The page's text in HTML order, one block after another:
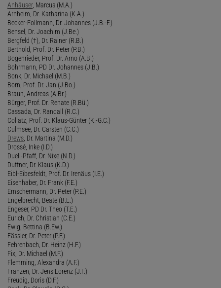
Anhäuser, Marcus (M.A.)
Arnheim, Dr. Katharina (K.A.)
Becker-Follmann, Dr. Johannes (J.B.-F.)
Bensel, Dr. Joachim (J.Be.)
Bergfeld (†), Dr. Rainer (R.B.)
Berthold, Prof. Dr. Peter (P.B.)
Bogenrieder, Prof. Dr. Arno (A.B.)
Bohrmann, PD Dr. Johannes (J.B.)
Bonk, Dr. Michael (M.B.)
Born, Prof. Dr. Jan (J.Bo.)
Braun, Andreas (A.Br.)
Bürger, Prof. Dr. Renate (R.Bü.)
Cassada, Dr. Randall (R.C.)
Collatz, Prof. Dr. Klaus-Günter (K.-G.C.)
Culmsee, Dr. Carsten (C.C.)
Drews , Dr. Martina (M.D.)
Drossé, Inke (I.D.)
Duell-Pfaff, Dr. Nixe (N.D.)
Duffner, Dr. Klaus (K.D.)
Eibl-Eibesfeldt, Prof. Dr. Irenäus (I.E.)
Eisenhaber, Dr. Frank (F.E.)
Emschermann, Dr. Peter (P.E.)
Engelbrecht, Beate (B.E.)
Engeser, PD Dr. Theo (T.E.)
Eurich, Dr. Christian (C.E.)
Ewig, Bettina (B.Ew.)
Fässler, Dr. Peter (P.F.)
Fehrenbach, Dr. Heinz (H.F.)
Fix, Dr. Michael (M.F.)
Flemming, Alexandra (A.F.)
Franzen, Dr. Jens Lorenz (J.F.)
Freudig, Doris (D.F.)